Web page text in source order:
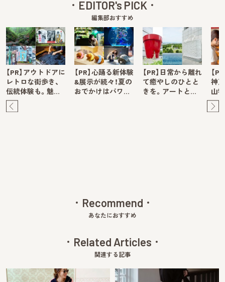
EDITOR's PICK
編集部おすすめ
【PR】アウトドアに
レトロな街歩き、
伝統体験も。魅…
【PR】心踊る新体験
&展示が続々！夏の
おでかけはパワ…
【PR】日常から離れ
て癒やしのひとと
きを。アートと…
【
神
山
Recommend
あなたにおすすめ
Related Articles
関連する記事